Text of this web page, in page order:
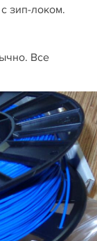
зип-локом.
Все